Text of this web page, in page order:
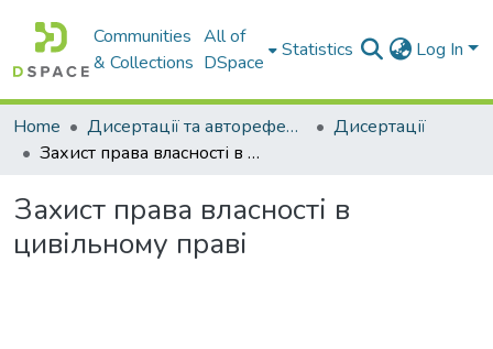
Communities
& Collections
All of
DSpace
Statistics Log In
Home Дисертації та автореферати
Дисертації
Захист права власності в цивільному праві
Захист права власності в
цивільному праві